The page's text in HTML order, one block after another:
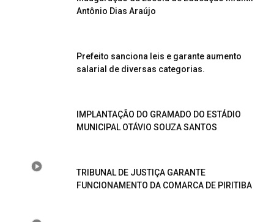
Antônio Dias Araújo
Prefeito sanciona leis e garante aumento
salarial de diversas categorias.
IMPLANTAÇÃO DO GRAMADO DO ESTÁDIO
MUNICIPAL OTÁVIO SOUZA SANTOS
TRIBUNAL DE JUSTIÇA GARANTE
FUNCIONAMENTO DA COMARCA DE PIRITIBA